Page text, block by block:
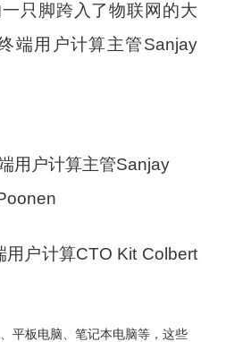
只脚跨入了物联网的大
端用户计算主管Sanjay
用户计算主管Sanjay
用户计算CTO Kit Colbert
平板电脑、笔记本电脑等，这些